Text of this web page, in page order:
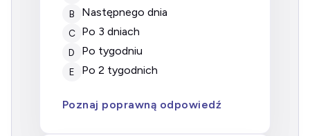
B następnego dnia
C po 3 dniach
D po tygodniu
E po 2 tygodnich
Poznaj poprawną odpowiedź